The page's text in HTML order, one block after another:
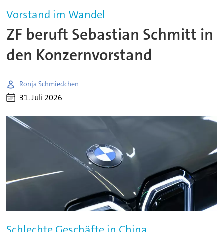
Vorstand im Wandel
ZF beruft Sebastian Schmitt in
den Konzernvorstand
Ronja Schmiedchen
31. Juli 2026